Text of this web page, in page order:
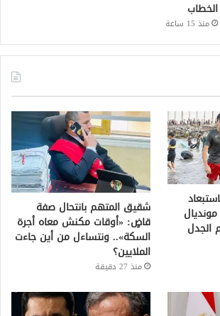
الخطاب
منذ 15 ساعة
الجدل
شقيق المتهم بانتحال صفة
قاضٍ: «أوقات مكنش معاه أجرة
السكة».. ونتساءل من أين جاءت
الملايين؟
منذ 27 دقيقة